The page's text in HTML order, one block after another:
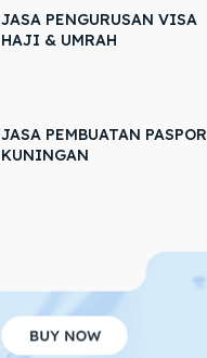
JASA PENGURUSAN VISA
HAJI & UMRAH
JASA PEMBUATAN PASPOR
KUNINGAN